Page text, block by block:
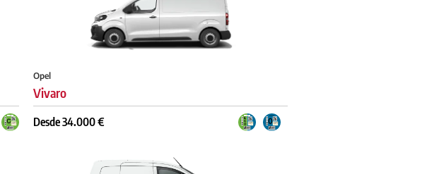
Opel
Vivaro
Desde 34.000 €